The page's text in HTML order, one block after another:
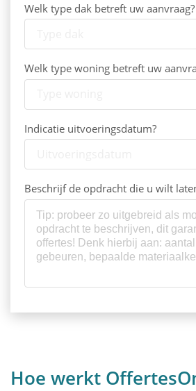
Welk type dak betreft uw aanvraag?
Welk type woning betreft uw
Indicatie uitvoeringsdatum?
Beschrijf de opdracht die u wilt
Hoe werkt